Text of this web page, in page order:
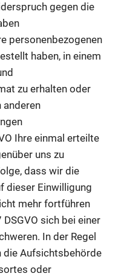
gegen die
personenbezogenen
haben, in einem
zu erhalten oder
anderen
Ihre einmal erteilte
uns zu
dass wir die
dieser Einwilligung
mehr fortführen
sich bei einer
In der Regel
die Aufsichtsbehörde
oder